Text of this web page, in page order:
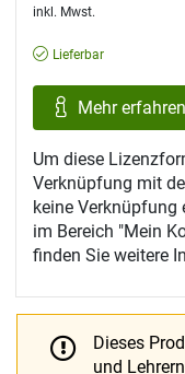
inkl. Mwst.
Lieferbar
Mehr erfahren
Um diese
Verknüpfung mit
keine
im Bereich "Mein
finden Sie weitere
Dieses
und